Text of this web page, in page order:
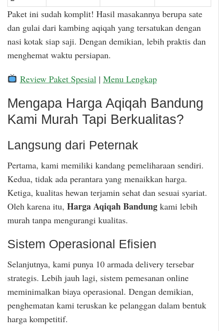
Paket ini sudah komplit! Hasil masakannya berupa sate
dan gulai dari kambing aqiqah yang tersatukan dengan
nasi kotak siap saji. Dengan demikian, lebih praktis dan
menghemat waktu persiapan.
Review Paket Spesial | Menu Lengkap
Mengapa Harga Aqiqah Bandung
Kami Murah Tapi Berkualitas?
Langsung dari Peternak
Pertama, kami memiliki kandang pemeliharaan sendiri.
Kedua, tidak ada perantara yang menaikkan harga.
Ketiga, kualitas hewan terjamin sehat dan sesuai syariat.
Oleh karena itu, Harga Aqiqah Bandung kami lebih
murah tanpa mengurangi kualitas.
Sistem Operasional Efisien
Selanjutnya, kami punya 10 armada delivery tersebar
strategis. Lebih jauh lagi, sistem pemesanan online
meminimalkan biaya operasional. Dengan demikian,
penghematan kami teruskan ke pelanggan dalam bentuk
harga kompetitif.